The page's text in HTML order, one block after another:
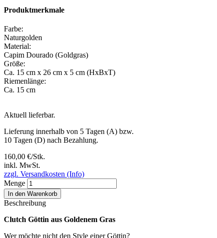
Produktmerkmale
Farbe:
Naturgolden
Material:
Capim Dourado (Goldgras)
Größe:
Ca. 15 cm x 26 cm x 5 cm (HxBxT)
Riemenlänge:
Ca. 15 cm
Aktuell lieferbar.
Lieferung innerhalb von 5 Tagen (A) bzw.
10 Tagen (D) nach Bezahlung.
160,00 €/Stk.
inkl. MwSt.
zzgl. Versandkosten (Info)
Menge
In den Warenkorb
Beschreibung
Clutch Göttin aus Goldenem Gras
Wer möchte nicht den Style einer Göttin?